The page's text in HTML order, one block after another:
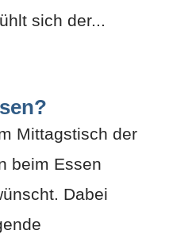
sich der...
Mittagstisch der
beim Essen
Dabei